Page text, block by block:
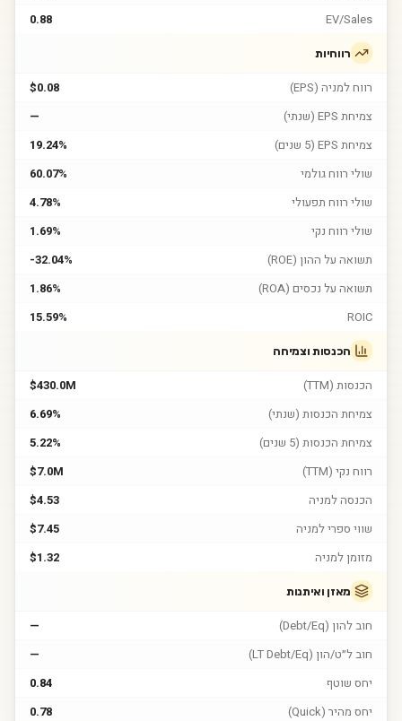
EV/Sales
0.88
רווחיות
רווח למניה (EPS)
$0.08
צמיחת EPS (שנתי)
—
צמיחת EPS (5 שנים)
19.24%
שולי רווח גולמי
60.07%
שולי רווח תפעולי
4.78%
שולי רווח נקי
1.69%
תשואה על ההון (ROE)
-32.04%
תשואה על נכסים (ROA)
1.86%
ROIC
15.59%
הכנסות וצמיחה
הכנסות (TTM)
$430.0M
צמיחת הכנסות (שנתי)
6.69%
צמיחת הכנסות (5 שנים)
5.22%
רווח נקי (TTM)
$7.0M
הכנסה למניה
$4.53
שווי ספרי למניה
$7.45
מזומן למניה
$1.32
מאזן ואיתנות
חוב להון (Debt/Eq)
—
חוב ל״ט/הון (LT Debt/Eq)
—
יחס שוטף
0.84
יחס מהיר (Quick)
0.78